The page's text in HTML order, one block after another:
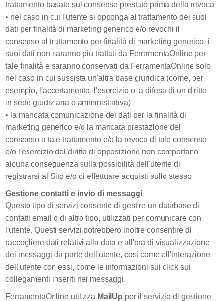
trattamento basato sul consenso prestato prima della revoca
• nel caso in cui l'utente si opponga al trattamento dei suoi
dati per finalità di marketing generico e/o revochi il
consenso al trattamento per finalità di marketing generico, i
suoi dati non saranno più trattati da FerramentaOnline per
tale finalità e saranno conservati da FerramentaOnline solo
nel caso in cui sussista un'altra base giuridica (come, per
esempio, l'accertamento, l'esercizio o la difesa di un diritto
in sede giudiziaria o amministrativa)
• la mancata comunicazione dei dati per la finalità di
marketing generico e/o la mancata prestazione del
consenso a tale trattamento e/o la revoca di tale consenso
e/o l'esercizio del diritto di opposizione non comportano
alcuna conseguenza sulla possibilità dell'utente di
registrarsi al Sito e/o di effettuare acquisti sullo stesso
Gestione contatti e invio di messaggi
Questo tipo di servizi consente di gestire un database di
contatti email o di altro tipo, utilizzati per comunicare con
l'utente. Questi servizi potrebbero inoltre consentire di
raccogliere dati relativi alla data e all'ora di visualizzazione
dei messaggi da parte dell'utente, così come all'interazione
dell'utente con essi, come le informazioni sui click sui
collegamenti inseriti nei messaggi.
FerramentaOnline utilizza MailUp per il servizio di gestione